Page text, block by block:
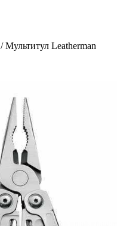
/Мультитул Leatherman